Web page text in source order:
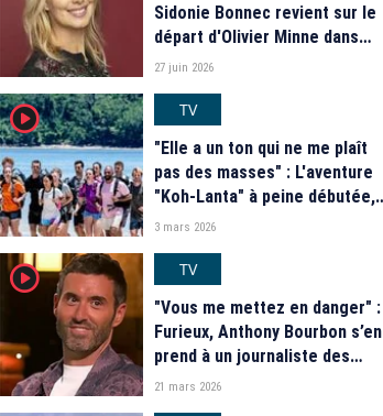
Sidonie Bonnec revient sur le
départ d'Olivier Minne dans
"Tout le monde a son mot à
27 juin 2026
player2
TV
"Elle a un ton qui ne me plaît
pas des masses" : L'aventure
"Koh-Lanta" à peine débutée,
une candidate se met à dos
3 mars 2026
player2
TV
"Vous me mettez en danger" :
Furieux, Anthony Bourbon s’en
prend à un journaliste des
"Échos" qui a révélé son
21 mars 2026